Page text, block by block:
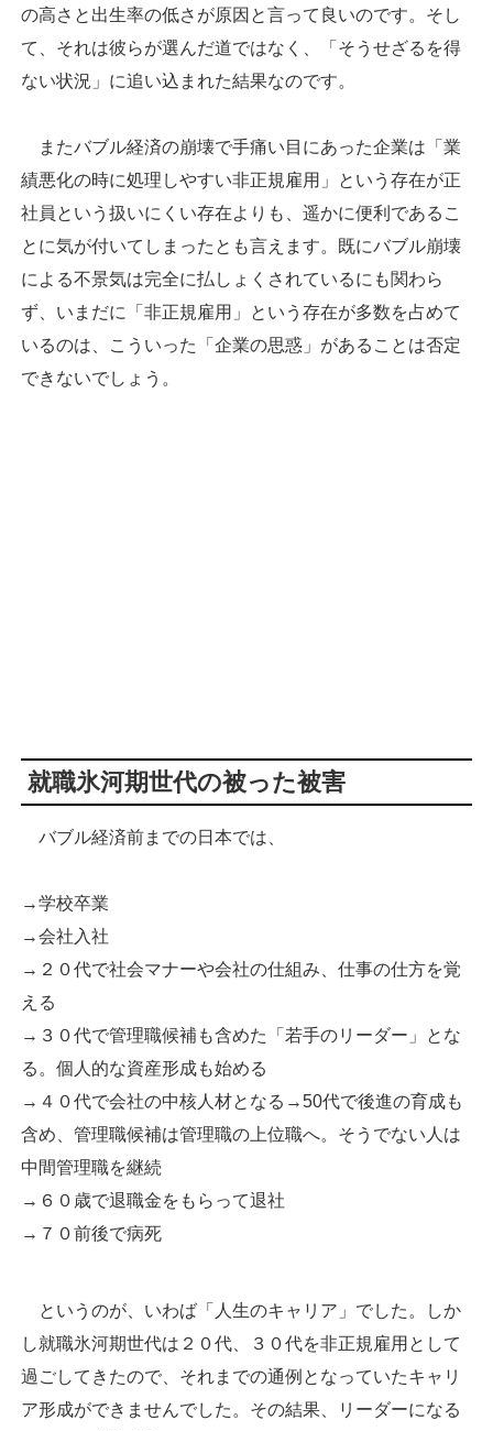
の高さと出生率の低さが原因と言って良いのです。そし
て、それは彼らが選んだ道ではなく、「そうせざるを得
ない状況」に追い込まれた結果なのです。
またバブル経済の崩壊で手痛い目にあった企業は「業
績悪化の時に処理しやすい非正規雇用」という存在が正
社員という扱いにくい存在よりも、遥かに便利であるこ
とに気が付いてしまったとも言えます。既にバブル崩壊
による不景気は完全に払しょくされているにも関わら
ず、いまだに「非正規雇用」という存在が多数を占めて
いるのは、こういった「企業の思惑」があることは否定
できないでしょう。
就職氷河期世代の被った被害
バブル経済前までの日本では、
→学校卒業
→会社入社
→２０代で社会マナーや会社の仕組み、仕事の仕方を覚
える
→３０代で管理職候補も含めた「若手のリーダー」とな
る。個人的な資産形成も始める
→４０代で会社の中核人材となる→50代で後進の育成も
含め、管理職候補は管理職の上位職へ。そうでない人は
中間管理職を継続
→６０歳で退職金をもらって退社
→７０前後で病死
というのが、いわば「人生のキャリア」でした。しか
し就職氷河期世代は２０代、３０代を非正規雇用として
過ごしてきたので、それまでの通例となっていたキャリ
ア形成ができませんでした。その結果、リーダーになる